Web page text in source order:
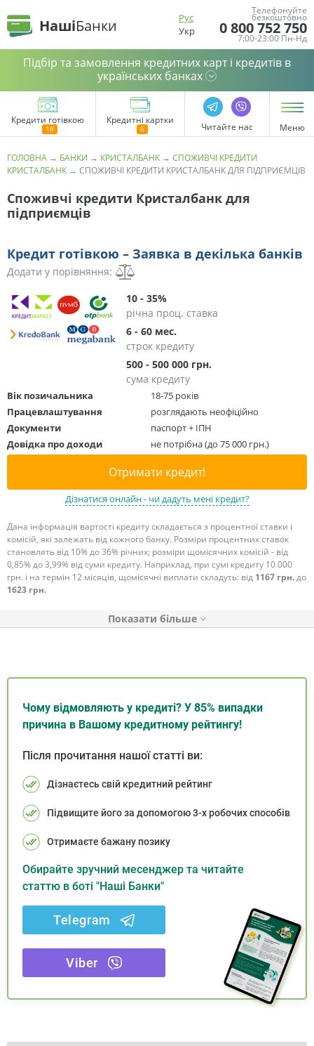
НашіБанки
Рус
Укр
Телефонуйте
безкоштовно
0 800 752 750
7:00-23:00 Пн-Нд
Підбір та замовлення кредитних карт і кредитів в
українських банках
Кредити готівкою Кредитні картки
Читайте нас Меню
ГОЛОВНА → БАНКИ → КРИСТАЛБАНК → СПОЖИВЧІ КРЕДИТИ
КРИСТАЛБАНК → СПОЖИВЧІ КРЕДИТИ КРИСТАЛБАНК ДЛЯ ПІДПРИЄМЦІВ
Споживчі кредити Кристалбанк для
підприємців
Кредит готівкою – Заявка в декілька банків
Додати у порівняння:
10 - 35%
річна проц. ставка
6 - 60 мес.
строк кредиту
500 - 500 000 грн.
сума кредиту
Вік позичальника
18-75 років
Працевлаштування
розглядають неофіційно
Документи
паспорт + ІПН
Довідка про доходи
не потрібна (до 75 000 грн.)
Отримати кредит!
Дізнатися онлайн - чи дадуть мені кредит?
Дана інформація вартості кредиту складається з процентної ставки і
комісій, які залежать від кожного банку. Розміри процентних ставок
становлять від 10% до 36% річних; розміри щомісячних комісій - від
0,85% до 3,99% від суми кредиту. Наприклад, при сумі кредиту 10 000
грн. і на термін 12 місяців, щомісячні виплати складуть: від 1167 грн.до
1623 грн.
Показати
Чому відмовляють у кредиті? У 85% випадки
причина в Вашому кредитному рейтингу!
Після прочитання нашої статті ви:
Дізнаєтесь свій кредитний рейтинг
Підвищите його за допомогою 3-х робочих способів
Отримаєте бажану позику
Обирайте зручний месенджер та читайте
статтю в боті "Наші Банки"
Telegram
Viber